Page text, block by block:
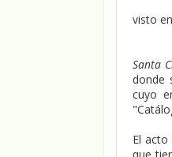
visto en
Santa
donde
cuyo
El